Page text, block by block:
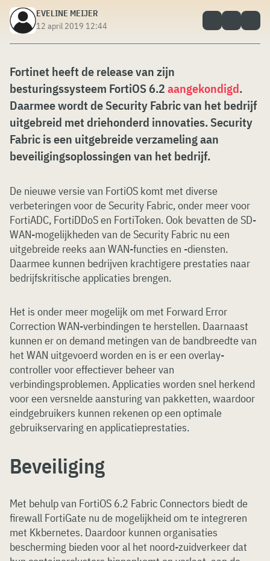
EVELINE MEIJER
12 april 2019 12:44
Fortinet heeft de release van zijn
besturingssysteem FortiOS 6.2aangekondigd.
Daarmee wordt de Security Fabric van het bedrijf
uitgebreid met driehonderd innovaties. Security
Fabric is een uitgebreide verzameling aan
beveiligingsoplossingen van het bedrijf.
De nieuwe versie van FortiOS komt met diverse
verbeteringen voor de Security Fabric, onder meer voor
FortiADC, FortiDDoS en FortiToken. Ook bevatten de SD-
WAN-mogelijkheden van de Security Fabric nu een
uitgebreide reeks aan WAN-functies en -diensten.
Daarmee kunnen bedrijven krachtigere prestaties naar
bedrijfskritische applicaties brengen.
Het is onder meer mogelijk om met Forward Error
Correction WAN-verbindingen te herstellen. Daarnaast
kunnen er on demand metingen van de bandbreedte van
het WAN uitgevoerd worden en is er een overlay-
controller voor effectiever beheer van
verbindingsproblemen. Applicaties worden snel herkend
voor een versnelde aansturing van pakketten, waardoor
eindgebruikers kunnen rekenen op een optimale
gebruikservaring en applicatieprestaties.
Beveiliging
Met behulp van FortiOS 6.2 Fabric Connectors biedt de
firewall FortiGate nu de mogelijkheid om te integreren
met Kkbernetes. Daardoor kunnen organisaties
bescherming bieden voor al het noord-zuidverkeer dat